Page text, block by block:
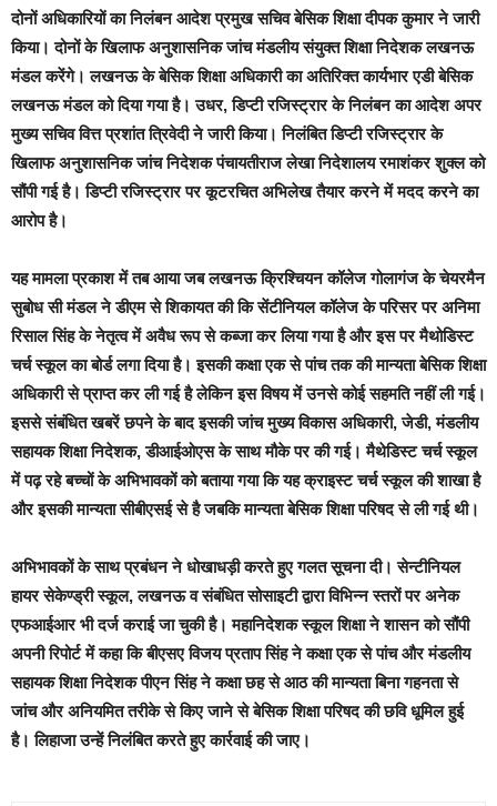
दोनों अधिकारियों का निलंबन आदेश प्रमुख सचिव बेसिक शिक्षा दीपक कुमार ने जारी
किया। दोनों के खिलाफ अनुशासनिक जांच मंडलीय संयुक्त शिक्षा निदेशक लखनऊ
मंडल करेंगे। लखनऊ के बेसिक शिक्षा अधिकारी का अतिरिक्त कार्यभार एडी बेसिक
लखनऊ मंडल को दिया गया है। उधर, डिप्टी रजिस्ट्रार के निलंबन का आदेश अपर
मुख्य सचिव वित्त प्रशांत त्रिवेदी ने जारी किया। निलंबित डिप्टी रजिस्ट्रार के
खिलाफ अनुशासनिक जांच निदेशक पंचायतीराज लेखा निदेशालय रमाशंकर शुक्ल को
सौंपी गई है। डिप्टी रजिस्ट्रार पर कूटरचित अभिलेख तैयार करने में मदद करने का
आरोप है।
यह मामला प्रकाश में तब आया जब लखनऊ क्रिश्चियन कॉलेज गोलागंज के चेयरमैन
सुबोध सी मंडल ने डीएम से शिकायत की कि सेंटीनियल कॉलेज के परिसर पर अनिमा
रिसाल सिंह के नेतृत्व में अवैध रूप से कब्जा कर लिया गया है और इस पर मैथोडिस्ट
चर्च स्कूल का बोर्ड लगा दिया है। इसकी कक्षा एक से पांच तक की मान्यता बेसिक शिक्षा
अधिकारी से प्राप्त कर ली गई है लेकिन इस विषय में उनसे कोई सहमति नहीं ली गई।
इससे संबंधित खबरें छपने के बाद इसकी जांच मुख्य विकास अधिकारी, जेडी, मंडलीय
सहायक शिक्षा निदेशक, डीआईओएस के साथ मौके पर की गई। मैथेडिस्ट चर्च स्कूल
में पढ़ रहे बच्चों के अभिभावकों को बताया गया कि यह क्राइस्ट चर्च स्कूल की शाखा है
और इसकी मान्यता सीबीएसई से है जबकि मान्यता बेसिक शिक्षा परिषद से ली गई थी।
अभिभावकों के साथ प्रबंधन ने धोखाधड़ी करते हुए गलत सूचना दी। सेन्टीनियल
हायर सेकेण्ड्री स्कूल, लखनऊ व संबंधित सोसाइटी द्वारा विभिन्न स्तरों पर अनेक
एफआईआर भी दर्ज कराई जा चुकी है। महानिदेशक स्कूल शिक्षा ने शासन को सौंपी
अपनी रिपोर्ट में कहा कि बीएसए विजय प्रताप सिंह ने कक्षा एक से पांच और मंडलीय
सहायक शिक्षा निदेशक पीएन सिंह ने कक्षा छह से आठ की मान्यता बिना गहनता से
जांच और अनियमित तरीके से किए जाने से बेसिक शिक्षा परिषद की छवि धूमिल हुई
है। लिहाजा उन्हें निलंबित करते हुए कार्रवाई की जाए।